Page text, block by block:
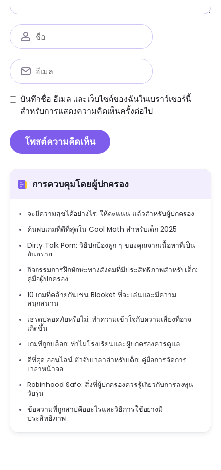
บันทึกชื่อ อีเมล และเว็บไซต์ของฉันในเบราว์เซอร์นี้
สำหรับการแสดงความคิดเห็นครั้งต่อไป
การควบคุมโดยผู้ปกครอง
จะมีความสุขได้อย่างไร: ให้คะแนน แล้วสำหรับผู้ปกครอง
ค้นพบเกมที่ดีที่สุดใน Cool Math สำหรับเด็ก 2025
Dirty Talk Porn: วิธีปกป้องลูก ๆ ของคุณจากเนื้อหาที่เป็น
อันตราย
กิจกรรมการฝึกทักษะทางสังคมที่มีประสิทธิภาพสำหรับเด็ก:
คู่มือผู้ปกครอง
10 เกมที่คล้ายกันเช่น Blooket ที่จะเล่นและมีความ
สนุกสนาน
เธรดปลอดภัยหรือไม่: ทำความเข้าใจกับความเสี่ยงที่อาจ
เกิดขึ้น
เกมที่ถูกบล็อก: ทำไมโรงเรียนและผู้ปกครองควรดูแล
ดีที่สุด ออนไลน์ ตัวจับเวลาสำหรับเด็ก: คู่มือการจัดการ
เวลาหน้าจอ
Robinhood Safe: สิ่งที่ผู้ปกครองควรรู้เกี่ยวกับการลงทุน
วัยรุ่น
ข้อความที่ถูกสาปคืออะไรและวิธีการใช้อย่างมี
ประสิทธิภาพ